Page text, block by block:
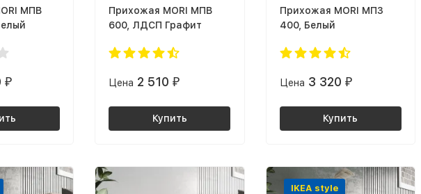
МПВ
₽
Прихожая MORI МПВ
600, ЛДСП Графит
Цена 2 510 ₽
Купить
Прихожая MORI МПЗ
400, Белый
Цена 3 320 ₽
Купить
IKEA style